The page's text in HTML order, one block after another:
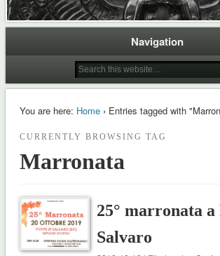
Navigation
You are here: Home› Entries tagged with
CURRENTLY BROWSING TAG
Marronata
25° marronata
Salvaro